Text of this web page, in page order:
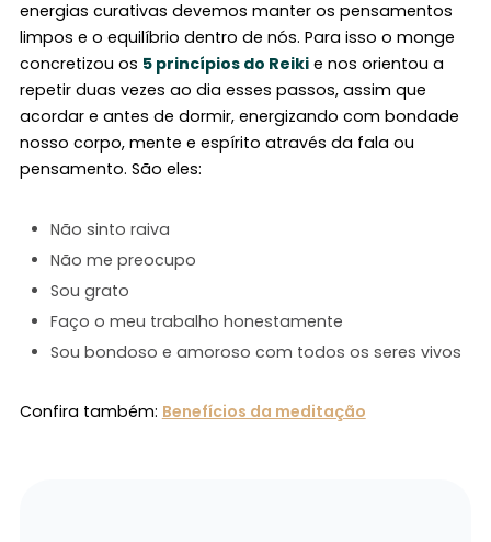
energias curativas devemos manter os pensamentos
limpos e o equilíbrio dentro de nós. Para isso o monge
concretizou os 5 princípios do Reikie nos orientou a
repetir duas vezes ao dia esses passos, assim que
acordar e antes de dormir, energizando com bondade
nosso corpo, mente e espírito através da fala ou
pensamento. São eles:
Não sinto raiva
Não me preocupo
Sou grato
Faço o meu trabalho honestamente
Sou bondoso e amoroso com todos os seres vivos
Confira também: Benefícios da meditação